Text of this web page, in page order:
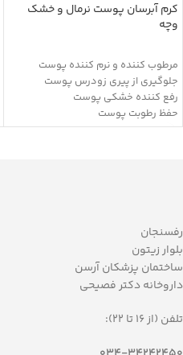
کرم آبرسان پوست نرمال و خشک
وچه
مرطوب کننده و نرم کننده پوست
جلوگیری از پیری زودرس پوست
رفع کننده خشکی پوست
حفظ رطوبت پوست
ضد التهاب
حاوی کره دانه گل کاملیا و روغن
ماکادمیا
فاقد:پارابن و سیلیکون
رفسنجان
بلوار زیتون
ساختمان پزشکان آرسن
داروخانه دکتر فصیحی
تلفن (از 16 تا 22):